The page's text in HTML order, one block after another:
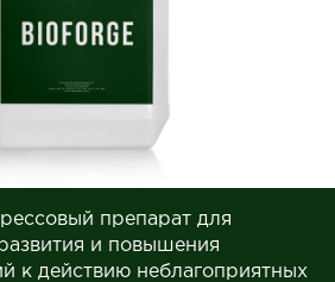
препарат для
и повышения
к действию неблагоприятных